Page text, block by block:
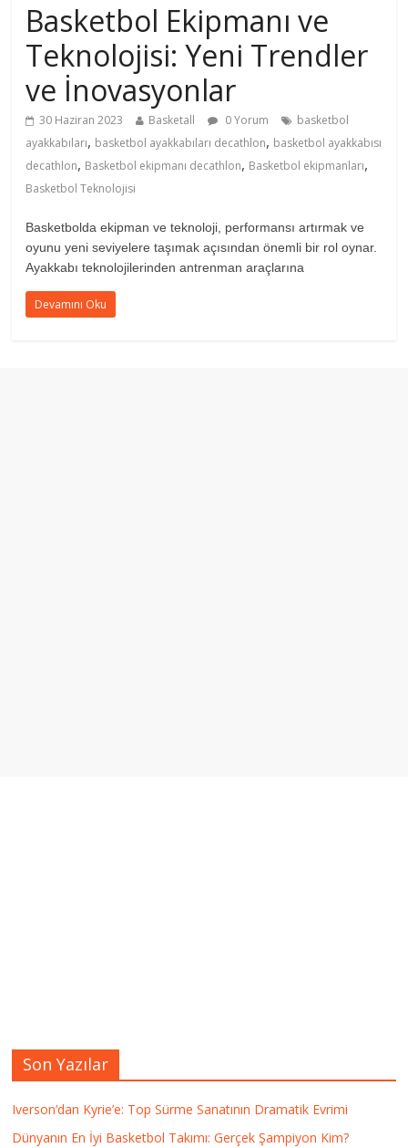
Basketbol Ekipmanı ve
Teknolojisi: Yeni Trendler
ve İnovasyonlar
30 Haziran 2023 Basketall 0 Yorum
basketbol
ayakkabıları, basketbol ayakkabıları decathlon, basketbol ayakkabısı
decathlon, Basketbol ekipmanı decathlon, Basketbol ekipmanları,
Basketbol Teknolojisi
Basketbolda ekipman ve teknoloji, performansı artırmak ve
oyunu yeni seviyelere taşımak açısından önemli bir rol oynar.
Ayakkabı teknolojilerinden antrenman araçlarına
Devamını Oku
Son Yazılar
Iverson’dan Kyrie’e: Top Sürme Sanatının Dramatik Evrimi
Dünyanın En İyi Basketbol Takımı: Gerçek Şampiyon Kim?